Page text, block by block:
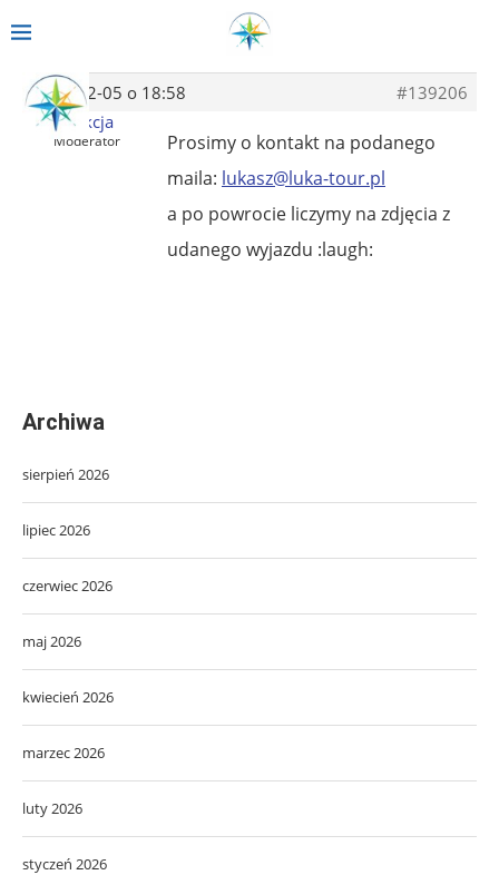
2014-02-05 o 18:58
#139206
Redakcja
Moderator
Prosimy o kontakt na podanego
maila: lukasz@luka-tour.pl
a po powrocie liczymy na zdjęcia z
udanego wyjazdu :laugh:
Archiwa
sierpień 2026
lipiec 2026
czerwiec 2026
maj 2026
kwiecień 2026
marzec 2026
luty 2026
styczeń 2026